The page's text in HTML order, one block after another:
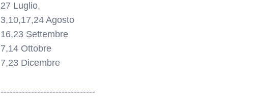
27 Luglio,
3,10,17,24 Agosto
16,23 Settembre
7,14 Ottobre
7,23 Dicembre
-------------------------------